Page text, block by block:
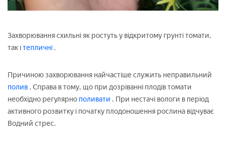
Захворювання схильні як ростуть у відкритому грунті томати,
так ітепличні .
Причиною захворювання найчастіше служить неправильний
полив . Справа в тому, що при дозріванні плодів томати
необхідно регулярно поливати . При нестачі вологи в період
активного розвитку і початку плодоношення рослина відчуває
Водний стрес.